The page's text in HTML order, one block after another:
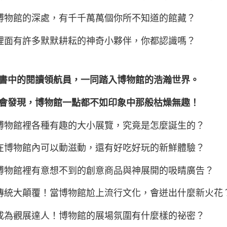
館的深處，有千千萬萬個你所不知道的館藏？
有許多默默耕耘的神奇小夥伴，你都認識嗎？
中的閱讀領航員，一同踏入博物館的浩瀚世界。
發現，博物館一點都不如印象中那般枯燥無趣！
館裡各種有趣的大小展覽，究竟是怎麼誕生的？
物館內可以動滋動，還有好吃好玩的新鮮體驗？
館裡有意想不到的創意商品與神展開的吸睛廣告？
大顛覆！當博物館尬上流行文化，會迸出什麼新火花
觀展達人！博物館的展場氛圍有什麼樣的祕密？